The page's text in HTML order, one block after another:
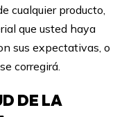
cualquier producto,
que usted haya
sus expectativas, o
corregirá.
DE LA